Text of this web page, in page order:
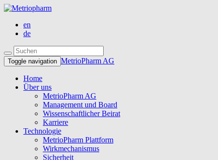
en
de
Toggle navigation MetrioPharm AG
Home
Über uns
MetrioPharm AG
Management und Board
Wissenschaftlicher Beirat
Karriere
Technologie
MetrioPharm Plattform
Wirkmechanismus
Sicherheit